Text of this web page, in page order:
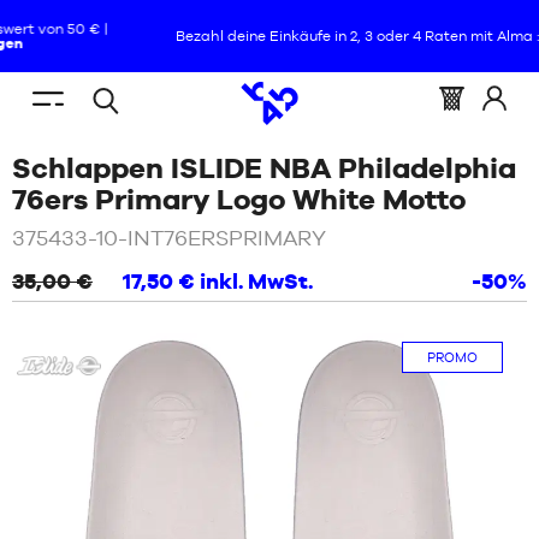
NEUHEITEN
KLEIDUNG
AUSSTATTUNGEN
MARKEN
KIND
Bezahl deine Einkäufe in 2, 3 oder 4 Raten mit Alma : + Details
Suche
DE
:
Sie
sich
KLEIDUNG
AUSSTATTUNGEN
NBA
BEFINDEN
SICH
HIER:
Schlappen ISLIDE NBA Philadelphia
76ers Primary Logo White Motto/
375433-10-INT76ERSPRIMARY
35,00 €
17,50 € inkl. MwSt. -50%
Schlappen
NBA
PROMO